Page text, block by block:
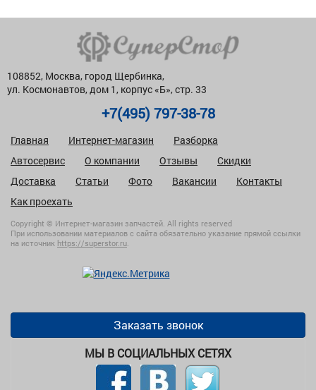
108852, Москва, город Щербинка,
ул. Космонавтов, дом 1, корпус «Б», стр. 33
+7(495) 797-38-78
Главная Интернет-магазин
Разборка
Автосервис
О компании Отзывы
Скидки
Доставка
Статьи Фото Вакансии
Контакты
Как проехать
Copyright © Интернет-магазин запчастей. All rights reserved
При использовании материалов с сайта обязательно указание прямой ссылки
на источник https://superstor.ru.
Заказать звонок
МЫ В СОЦИАЛЬНЫХ СЕТЯХ